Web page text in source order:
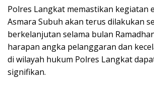
Polres Langkat memastikan kegiatan
Asmara Subuh akan terus dilakukan
berkelanjutan selama bulan
harapan angka pelanggaran dan
di wilayah hukum Polres Langkat
signifikan.